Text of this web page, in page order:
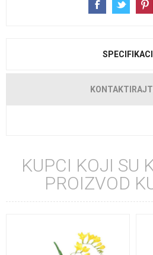
KUPCI KOJI SU
PROIZVOD